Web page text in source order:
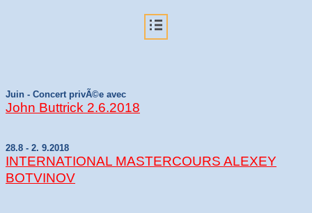
Juin - Concert privÃ©e avec
John Buttrick 2.6.2018
28.8 - 2. 9.2018
INTERNATIONAL MASTERCOURS ALEXEY
BOTVINOV